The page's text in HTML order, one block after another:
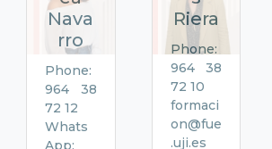
Nava
rro
Phone:
964 38
72 12
Whats
App:
Riera
Phone:
964 38
72 10
formaci
on@fue
.uji.es